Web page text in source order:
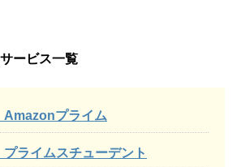
ービス一覧
Amazonプライム
ライムスチューデント